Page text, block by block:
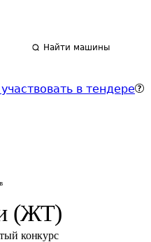
Найти машины
в тендере
(ЖТ)
конкурс